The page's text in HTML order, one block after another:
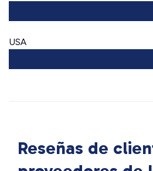
USA
Reseñas de